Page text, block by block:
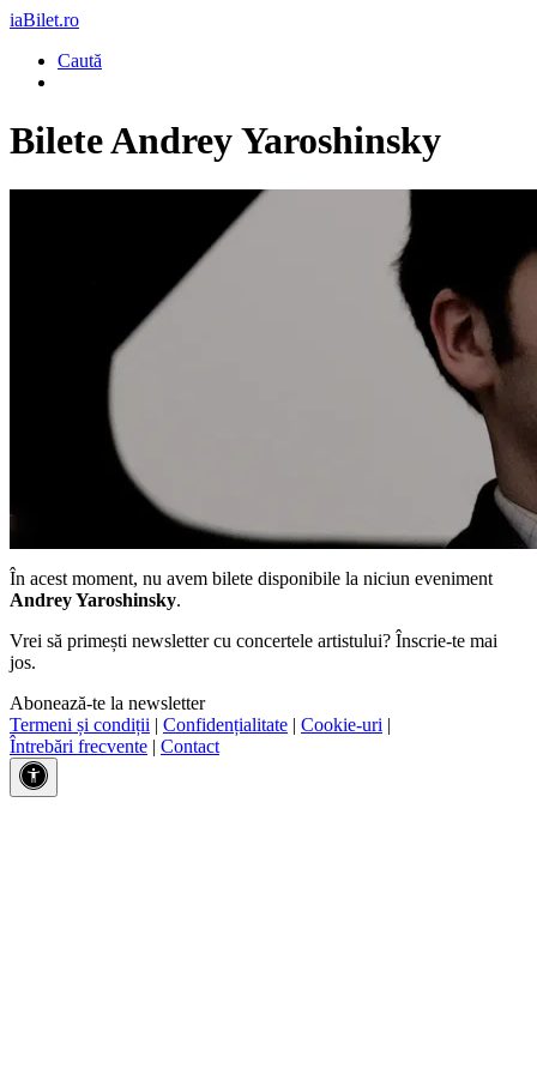
iaBilet.ro
Caută
BileteAndrey Yaroshinsky
În acest moment, nu avem bilete disponibile la niciun eveniment
Andrey Yaroshinsky.
Vrei să primești newsletter cu concertele artistului? Înscrie-te mai
jos.
Abonează-te la newsletter
Termeni și condiții | Confidențialitate | Cookie-uri |
Întrebări frecvente | Contact